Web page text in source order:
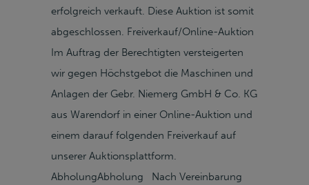
erfolgreich verkauft. Diese Auktion ist somit
abgeschlossen. Freiverkauf/Online-Auktion
Im Auftrag der Berechtigten versteigerten
wir gegen Höchstgebot die Maschinen und
Anlagen der Gebr. Niemerg GmbH & Co. KG
aus Warendorf in einer Online-Auktion und
einem darauf folgenden Freiverkauf auf
unserer Auktionsplattform.
AbholungAbholung Nach Vereinbarung